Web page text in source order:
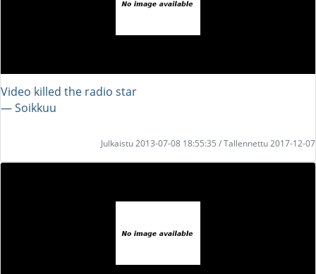
Video killed the radio star
― Soikkuu
Julkaistu 2013-07-08 18:55:35 / Tallennettu 2017-12-07